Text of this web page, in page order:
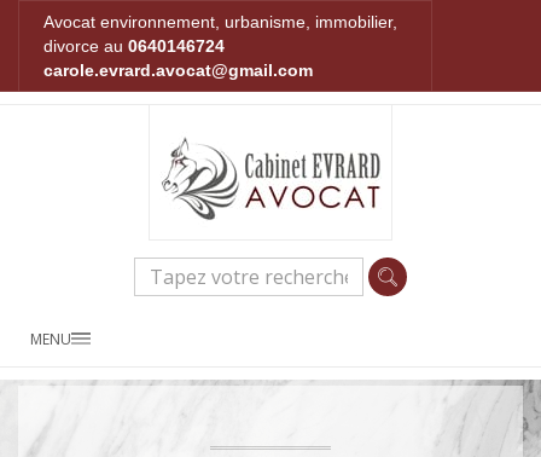
Avocat environnement, urbanisme, immobilier,
divorce au 0640146724
carole.evrard.avocat@gmail.com
MENU